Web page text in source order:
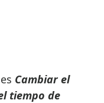
Cambiar el
tiempo de